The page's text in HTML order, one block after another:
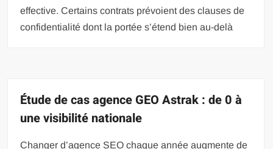
effective. Certains contrats prévoient des clauses de
confidentialité dont la portée s’étend bien au-delà
Étude de cas agence GEO Astrak : de 0 à
une visibilité nationale
Changer d’agence SEO chaque année augmente de